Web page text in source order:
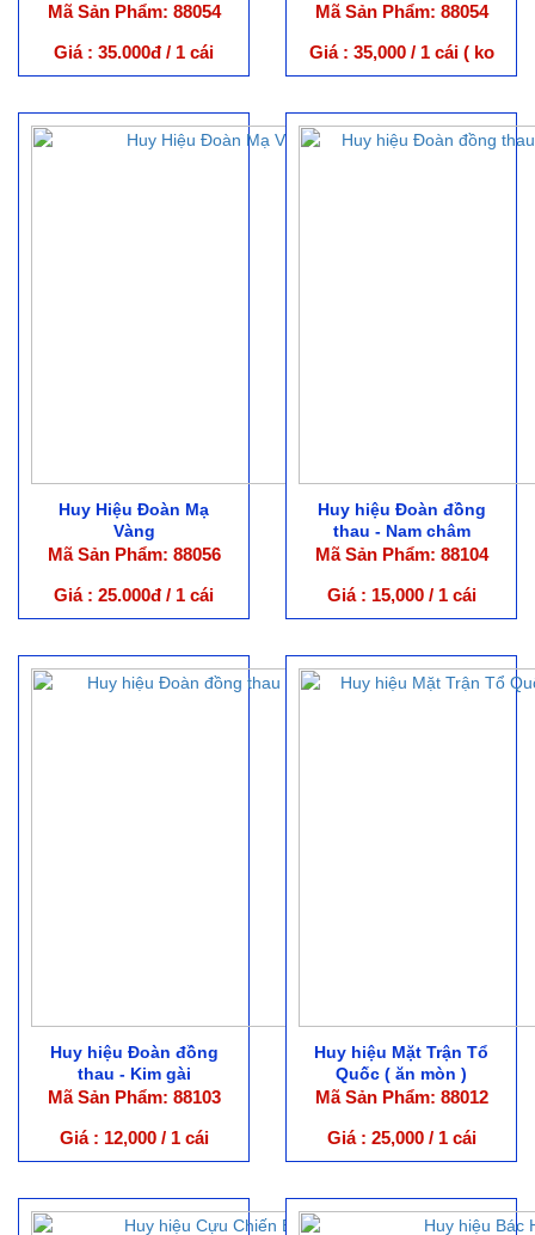
Mã Sản Phẩm: 88054
Giá : 35.000đ / 1 cái
Mã Sản Phẩm: 88054
Giá : 35,000 / 1 cái ( ko
kèm hộp )
Huy Hiệu Đoàn Mạ
Vàng
Mã Sản Phẩm: 88056
Giá : 25.000đ / 1 cái
Huy hiệu Đoàn đồng
thau - Nam châm
Mã Sản Phẩm: 88104
Giá : 15,000 / 1 cái
Huy hiệu Đoàn đồng
thau - Kim gài
Mã Sản Phẩm: 88103
Giá : 12,000 / 1 cái
Huy hiệu Mặt Trận Tổ
Quốc ( ăn mòn )
Mã Sản Phẩm: 88012
Giá : 25,000 / 1 cái